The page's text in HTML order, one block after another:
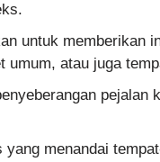
untuk memberikan
umum, atau juga
pejalan
menandai